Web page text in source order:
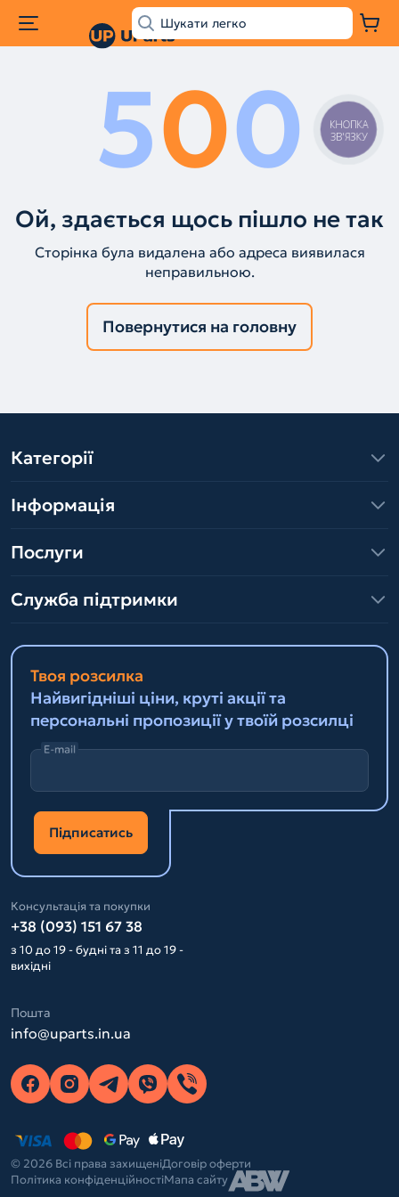
500
Ой, здається щось пішло не так
Сторінка була видалена або адреса виявилася
неправильною.
Повернутися на головну
Категорії
Інформація
Послуги
Служба підтримки
Твоя розсилка
Найвигідніші ціни, круті акції та
персональні пропозиції у твоїй розсилці
E-mail
Підписатись
Консультація та покупки
+38 (093) 151 67 38
з 10 до 19 - будні та з 11 до 19 -
вихідні
Пошта
info@uparts.in.ua
© 2026 Всі права захищеніДоговір оферти
Політика конфіденційностіМапа сайту
КНОПКА
ЗВ'ЯЗКУ